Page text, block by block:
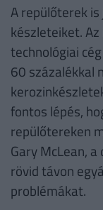
A repülőterek
készleteiket.
technológiai
60 százalékkal
fontos lépés,
repülőtereken
Gary McLean,
rövid távon
problémákat.